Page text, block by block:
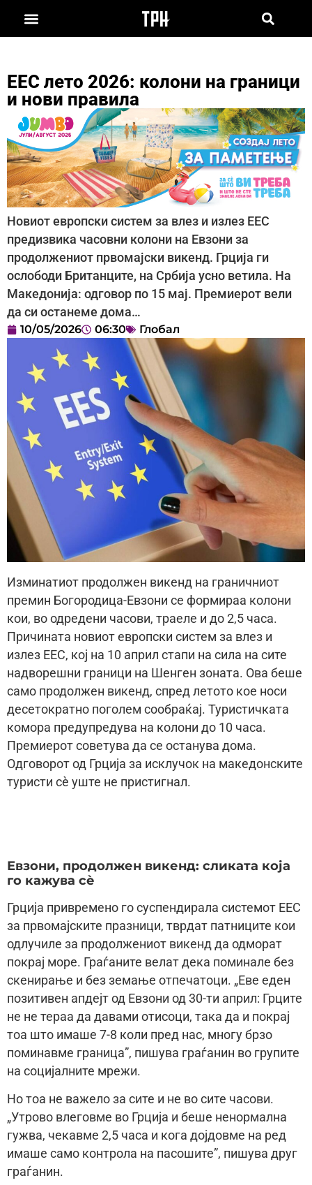
ЕЕС лето 2026: колони на граници
и нови правила
Новиот европски систем за влез и излез ЕЕС
предизвика часовни колони на Евзони за
продолжениот првомајски викенд. Грција ги
ослободи Британците, на Србија усно ветила. На
Македонија: одговор по 15 мај. Премиерот вели
да си останеме дома…
10/05/2026 06:30 Глобал
Изминатиот продолжен викенд на граничниот
премин Богородица-Евзони се формираа колони
кои, во одредени часови, траеле и до 2,5 часа.
Причината новиот европски систем за влез и
излез ЕЕС, кој на 10 април стапи на сила на сите
надворешни граници на Шенген зоната. Ова беше
само продолжен викенд, спред летото кое носи
десетократно поголем сообраќај. Туристичката
комора предупредува на колони до 10 часа.
Премиерот советува да се останува дома.
Одговорот од Грција за исклучок на македонските
туристи сè уште не пристигнал.
Евзони, продолжен викенд: сликата која
го кажува сè
Грција привремено го суспендирала системот ЕЕС
за првомајските празници, тврдат патниците кои
одлучиле за продолжениот викенд да одморат
покрај море. Граѓаните велат дека поминале без
скенирање и без земање отпечатоци. „Еве еден
позитивен апдejт од Евзони од 30-ти април: Грците
не не тераа да давами отисоци, така да и покрај
тоа што имаше 7-8 коли пред нас, многу брзо
поминавме граница”, пишува граѓанин во групите
на социјалните мрежи.
Но тоа не важело за сите и не во сите часови.
„Утрово влеговме во Грција и беше ненормална
гужва, чекавме 2,5 часа и кога дојдовме на ред
имаше само контрола на пасошите”, пишува друг
граѓанин.